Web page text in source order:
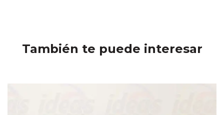
También te puede interesar